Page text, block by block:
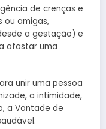
de crenças e
ou amigas,
a gestação) e
afastar uma
unir uma pessoa
a intimidade,
a Vontade de